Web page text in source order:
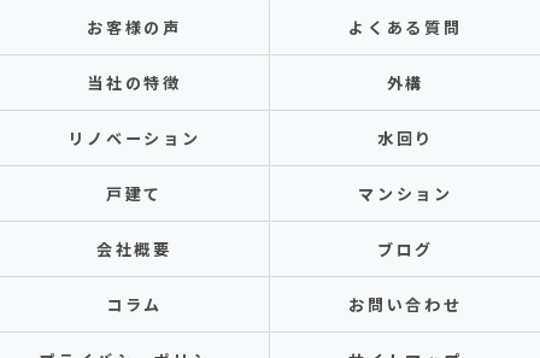
お客様の声 よくある質問
当社の特徴 外構
リノベーション 水回り
戸建て マンション
会社概要 ブログ
コラム お問い合わせ